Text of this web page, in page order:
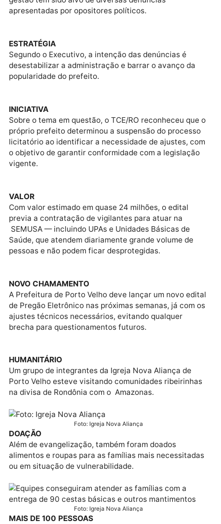
O valor inclui juros, correção monetária e honorários
advocatícios, e se refere a condenação já transitada
estabelecido, Dallagnol poderá ser penalizado com
multa de 10% sobre o valor.
um Procedimento Apuratório Preliminar (PAP)
referente a denúncia de irregularidades no edital do
Pregão Eletrônico da Prefeitura para contratação de
serviços de vigilância e segurança patrimonial.
PROCEDIMENTOS
Desde o início do mandato de Léo Moraes (PODE), a
gestão tem sido alvo de diversas denúncias
apresentadas por opositores políticos.
ESTRATÉGIA
Segundo o Executivo, a intenção das denúncias é
desestabilizar a administração e barrar o avanço da
popularidade do prefeito.
INICIATIVA
Sobre o tema em questão, o TCE/RO reconheceu
próprio prefeito determinou a suspensão do
licitatório ao identificar a necessidade de ajustes,
vigente.
VALOR
Com valor estimado em quase 24 milhões, o edital
SEMUSA — incluindo UPAs e Unidades Básicas de
Saúde, que atendem diariamente grande volume de
pessoas e não podem ficar desprotegidas.